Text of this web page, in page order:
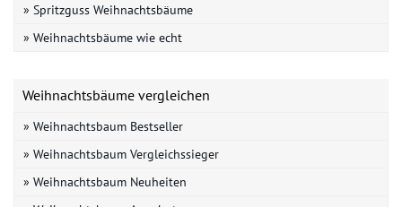
» Spritzguss Weihnachtsbäume
» Weihnachtsbäume wie echt
Weihnachtsbäume vergleichen
» Weihnachtsbaum Bestseller
» Weihnachtsbaum Vergleichssieger
» Weihnachtsbaum Neuheiten